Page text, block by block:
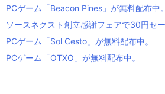
PCゲーム「Beacon Pines」が無料配布中。
ソースネクスト創立感謝フェアで30円セー
PCゲーム「Sol Cesto」が無料配布中。
PCゲーム「OTXO」が無料配布中。